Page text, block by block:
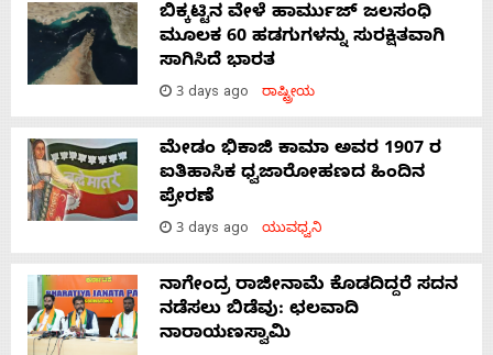
ಬಿಕ್ಕಟ್ಟಿನ ವೇಳೆ ಹಾರ್ಮುಜ್ ಜಲಸಂಧಿ
ಮೂಲಕ 60 ಹಡಗುಗಳನ್ನು ಸುರಕ್ಷಿತವಾಗಿ
ಸಾಗಿಸಿದೆ ಭಾರತ
3 days ago ರಾಷ್ಟ್ರೀಯ
ಮೇಡಂ ಭಿಕಾಜಿ ಕಾಮಾ ಅವರ 1907 ರ
ಐತಿಹಾಸಿಕ ಧ್ವಜಾರೋಹಣದ ಹಿಂದಿನ
ಪ್ರೇರಣೆ
3 days ago ಯುವಧ್ವನಿ
ನಾಗೇಂದ್ರ ರಾಜೀನಾಮೆ ಕೊಡದಿದ್ದರೆ ಸದನ
ನಡೆಸಲು ಬಿಡೆವು: ಛಲವಾದಿ
ನಾರಾಯಣಸ್ವಾಮಿ